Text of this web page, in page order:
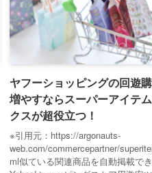
ヤフーショッピングの回遊
増やすならスーパーアイテ
クスが超役立つ！
※引用元：https://argonauts-
web.com/commercepartner/
ml似ている関連商品を自動掲載で